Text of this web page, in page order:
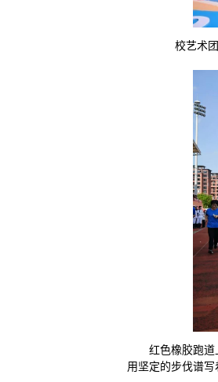
校艺术
红色橡胶跑
用坚定的步伐谱